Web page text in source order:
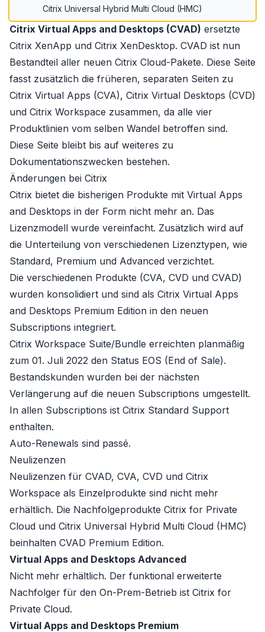
Citrix Universal Hybrid Multi Cloud (HMC)
Citrix Virtual Apps and Desktops (CVAD) ersetzte
Citrix XenApp und Citrix XenDesktop. CVAD ist nun
Bestandteil aller neuen Citrix Cloud-Pakete. Diese Seite
fasst zusätzlich die früheren, separaten Seiten zu
Citrix Virtual Apps (CVA), Citrix Virtual Desktops (CVD)
und Citrix Workspace zusammen, da alle vier
Produktlinien vom selben Wandel betroffen sind.
Diese Seite bleibt bis auf weiteres zu
Dokumentationszwecken bestehen.
Änderungen bei Citrix
Citrix bietet die bisherigen Produkte mit Virtual Apps
and Desktops in der Form nicht mehr an. Das
Lizenzmodell wurde vereinfacht. Zusätzlich wird auf
die Unterteilung von verschiedenen Lizenztypen, wie
Standard, Premium und Advanced verzichtet.
Die verschiedenen Produkte (CVA, CVD und CVAD)
wurden konsolidiert und sind als Citrix Virtual Apps
and Desktops Premium Edition in den neuen
Subscriptions integriert.
Citrix Workspace Suite/Bundle erreichten planmäßig
zum 01. Juli 2022 den Status EOS (End of Sale).
Bestandskunden wurden bei der nächsten
Verlängerung auf die neuen Subscriptions umgestellt.
In allen Subscriptions ist Citrix Standard Support
enthalten.
Auto-Renewals sind passé.
Neulizenzen
Neulizenzen für CVAD, CVA, CVD und Citrix
Workspace als Einzelprodukte sind nicht mehr
erhältlich. Die Nachfolgeprodukte Citrix for Private
Cloud und Citrix Universal Hybrid Multi Cloud (HMC)
beinhalten CVAD Premium Edition.
Virtual Apps and Desktops Advanced
Nicht mehr erhältlich. Der funktional erweiterte
Nachfolger für den On-Prem-Betrieb ist Citrix for
Private Cloud.
Virtual Apps and Desktops Premium